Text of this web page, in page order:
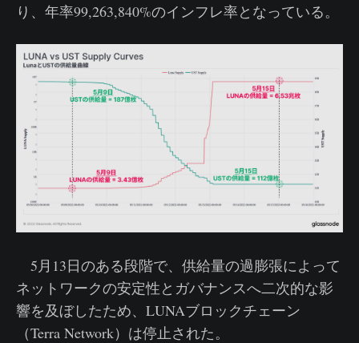
り、年率99,263,840%のインフレ率となっている。
5月13日のある段階で、供給量の過膨張によって
ネットワークの安定性とガバナンスへ二次的な影
響を及ぼしたため、LUNAブロックチェーン
（Terra Network）は停止された。